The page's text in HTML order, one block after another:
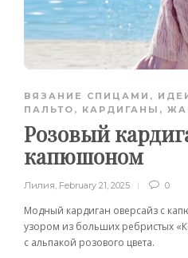
ВЯЗАНИЕ СПИЦАМИ ,
ПАЛЬТО, КАРДИГАНЫ,
Розовый
капюшоном
Лилия, February 21, 2025 0
Модный кардиган оверсайз с
узором из больших ребристых
с альпакой розового цвета.